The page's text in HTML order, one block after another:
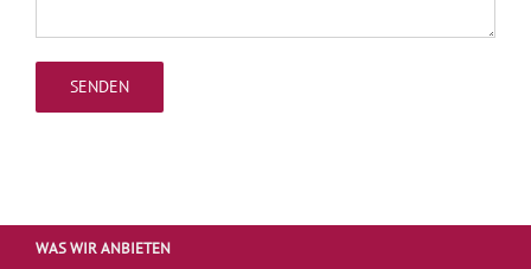
WAS WIR ANBIETEN